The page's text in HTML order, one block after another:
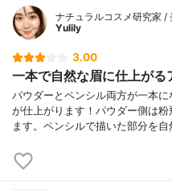
ナチュラルコスメ研究家 /
Yulily
3.00
一本で自然な眉に仕上がる
パウダーとペンシル両方が一本
が仕上がります！パウダー側は
ます。ペンシルで描いた部分を